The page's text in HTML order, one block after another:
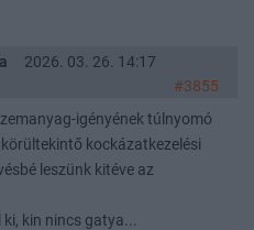
2026. 03. 26. 14:17
#3855
igényének túlnyomó
kockázatkezelési
leszünk kitéve az
kin nincs gatya...